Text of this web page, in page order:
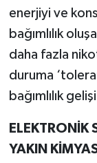
enerjiyi ve
bağımlılık
daha fazla
duruma
bağımlılık
ELEKTRONİK
YAKIN